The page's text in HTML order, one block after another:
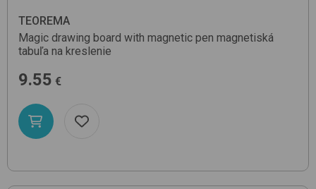
TEOREMA
Magic drawing board with magnetic pen magnetiská
tabuľa na kreslenie
9.55 €